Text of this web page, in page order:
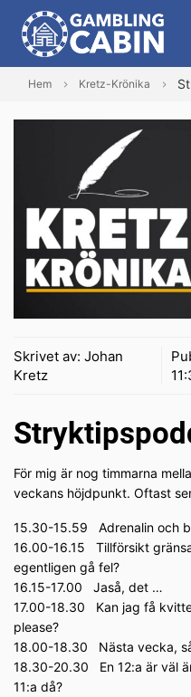
Hem Kretz-Krönika
Skrivet av: Johan
Kretz
För mig är nog timmarna
veckans höjdpunkt. Oftast
15.30-15.59 Adrenalin och
16.00-16.15 Tillförsikt
egentligen gå fel?
16.15-17.00 Jaså, det …
17.00-18.30 Kan jag få
please?
18.00-18.30 Nästa vecka,
18.30-20.30 En 12:a är väl
11:a då?